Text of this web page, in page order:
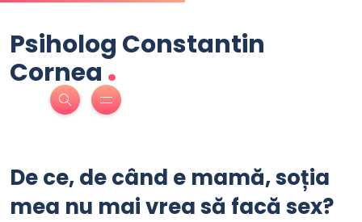
Psiholog Constantin
Cornea.
De ce, de când e mamă, soția
mea nu mai vrea să facă sex?